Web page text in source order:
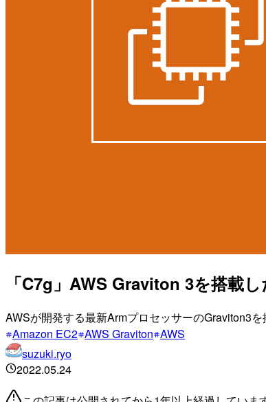
「C7g」AWS Graviton 3を搭載
AWSが開発する最新ArmプロセッサーのGraviton3
Amazon EC2 AWS Graviton AWS
suzuki.ryo
2022.05.24